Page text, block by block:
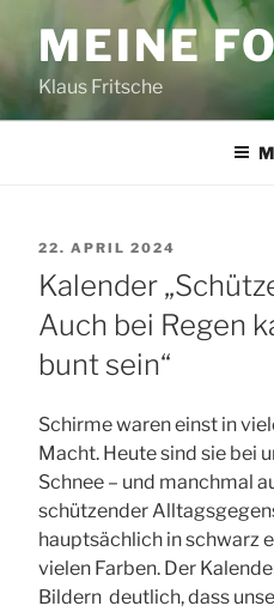
Inhalt
springenMEINE
Klaus Fritsche
VERÖFFENTLICHT
AM
22. APRIL 2024
Kalender
Auch bei Regen
bunt sein“
Schirme waren einst in
Macht. Heute sind sie bei
Schnee – und manchmal
schützender
hauptsächlich in schwarz
vielen Farben. Der
Bildern deutlich, dass